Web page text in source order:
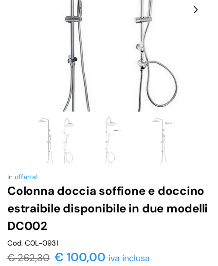
In offerta!
Colonna doccia soffione e doccino
estraibile disponibile in due modelli
DC002
Cod. C0L-0931
€262,30 € 100,00 iva inclusa